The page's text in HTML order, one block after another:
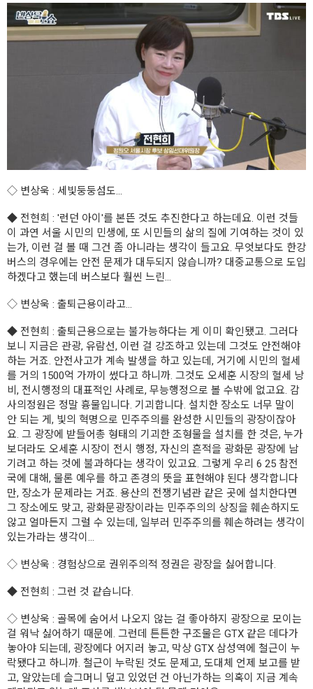
◇ 변상욱 : 세빛둥둥섬도...
◆ 전현희 : '런던 아이'를 본뜬 것도 추진한다고 하는데요. 이런 것들
이 과연 서울 시민의 민생에, 또 시민들의 삶의 질에 기여하는 것이 있
는가, 이런 걸 볼 때 그건 좀 아니라는 생각이 들고요. 무엇보다도 한강
버스의 경우에는 안전 문제가 대두되지 않습니까? 대중교통으로 도입
하겠다고 했는데 버스보다 훨씬 느린...
◇ 변상욱 : 출퇴근용이라고...
◆ 전현희 : 출퇴근용으로는 불가능하다는 게 이미 확인됐고. 그러다
보니 지금은 관광, 유람선, 이런 걸 강조하고 있는데 그것도 안전해야
하는 거죠. 안전사고가 계속 발생을 하고 있는데, 거기에 시민의 혈세
를 거의 1500억 가까이 썼다고 하니까. 그것도 오세훈 시장의 혈세 낭
비, 전시행정의 대표적인 사례로, 무능행정으로 볼 수밖에 없고요. 감
사의정원은 정말 흉물입니다. 기괴합니다. 설치한 장소도 너무 말이
안 되는 게, 빛의 혁명으로 민주주의를 완성한 시민들의 광장이잖아
요. 그 광장에 받들어총 형태의 기괴한 조형물을 설치를 한 것은, 누가
보더라도 오세훈 시장이 전시 행정, 자신의 흔적을 광화문 광장에 남
기려고 하는 것에 불과하다는 생각이 있고요. 그렇게 우리 6 25 참전
국에 대해, 물론 예우를 하고 존경의 뜻을 표현해야 된다 생각합니다
만, 장소가 문제라는 거죠. 용산의 전쟁기념관 같은 곳에 설치한다면
그 장소에도 맞고, 광화문광장이라는 민주주의의 상징을 훼손하지도
않고 얼마든지 그럴 수 있는데, 일부러 민주주의를 훼손하려는 생각이
있는가라는 생각이...
◇ 변상욱 : 경험상으로 권위주의적 정권은 광장을 싫어합니다.
◆ 전현희 : 그런 것 같습니다.
◇ 변상욱 : 골목에 숨어서 나오지 않는 걸 좋아하지 광장으로 모이는
걸 워낙 싫어하기 때문에. 그런데 튼튼한 구조물은 GTX 같은 데다가
놓아야 되는데, 광장에다 어지러 놓고, 막상 GTX 삼성역에 철근이 누
락됐다고 하니까. 철근이 누락된 것도 문제고, 도대체 언제 보고를 받
고, 알았는데 슬그머니 덮고 있었던 건 아닌가하는 의혹이 지금 계속